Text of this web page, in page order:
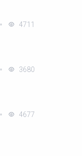
4711
3680
4677